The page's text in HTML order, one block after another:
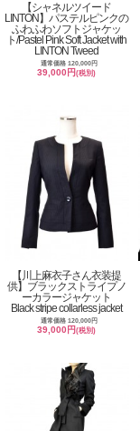
【シャネルツイード
LINTON】パステルピンクの
ふわふわソフトジャケッ
ト/Pastel Pink Soft Jacket with
LINTON Tweed
通常価格 120,000円
39,000円(税別)
【川上麻衣子さん衣装提
供】ブラックストライプノ
ーカラージャケット
Black stripe collarless jacket
通常価格 120,000円
39,000円(税別)